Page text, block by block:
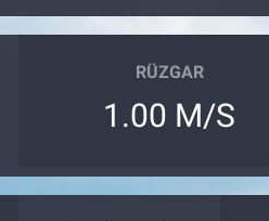
RÜZGAR
1.00 M/S